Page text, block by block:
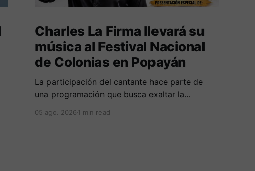
Charles La Firma llevará su
música al Festival Nacional
de Colonias en Popayán
La participación del cantante hace parte de
una programación que busca exaltar la
expresiones artísticas de distintas regiones del
05 ago. 20261 min read